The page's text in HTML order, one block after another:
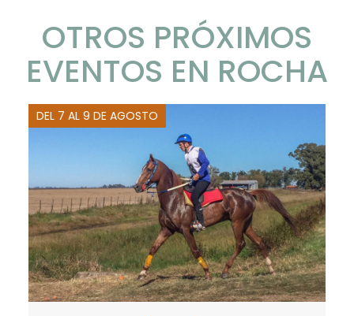
OTROS PRÓXIMOS
EVENTOS EN ROCHA
DEL 7 AL 9 DE AGOSTO